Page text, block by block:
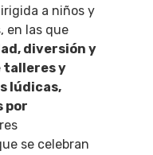
a niños y
en las que
diversión y
talleres y
lúdicas,
por
se celebran